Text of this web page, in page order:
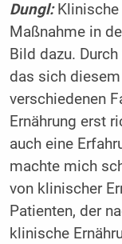
Dungl:Klinische
Maßnahme in
Bild dazu.
das sich
verschiedenen
Ernährung erst
auch eine
machte mich
von klinischer
Patienten, der
klinische